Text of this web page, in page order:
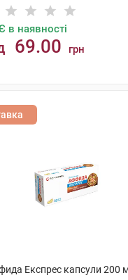
в наявності
69.00 грн
Експрес капсули 200